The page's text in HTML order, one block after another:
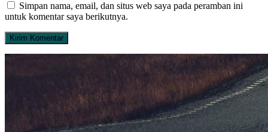
Simpan nama, email, dan situs web saya pada peramban ini
untuk komentar saya berikutnya.